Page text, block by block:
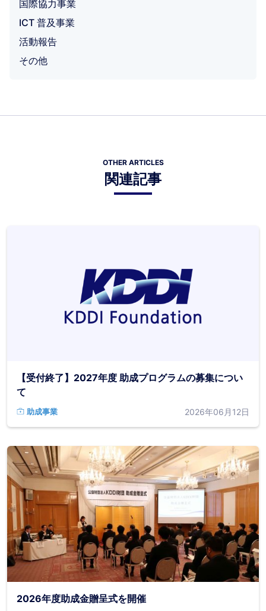
国際協力事業
ICT 普及事業
活動報告
その他
OTHER ARTICLES
関連記事
【受付終了】2027年度 助成プログラムの募集につい
て
助成事業 2026年06月12日
2026年度助成金贈呈式を開催